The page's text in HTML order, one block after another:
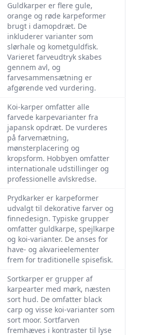
Guldkarper er flere gule,
orange og røde karpeformer
brugt i damopdræt. De
inkluderer varianter som
slørhale og kometguldfisk.
Varieret farveudtryk skabes
gennem avl, og
farvesammensætning er
afgørende ved vurdering.
Koi-karper omfatter alle
farvede karpevarianter fra
japansk opdræt. De vurderes
på farvemætning,
mønsterplacering og
kropsform. Hobbyen omfatter
internationale udstillinger og
professionelle avlskredse.
Prydkarker er karpeformer
udvalgt til dekorative farver og
finnedesign. Typiske grupper
omfatter guldkarpe, spejlkarpe
og koi-varianter. De anses for
have- og akvarieelementer
frem for traditionelle spisefisk.
Sortkarper er grupper af
karpearter med mørk, næsten
sort hud. De omfatter black
carp og visse koi-varianter som
sort moor. Sortfarven
fremhæves i kontraster til lyse